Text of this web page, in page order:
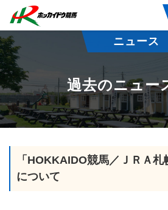
ニュース
過去のニュー
「HOKKAIDO競馬／ＪＲＡ
について